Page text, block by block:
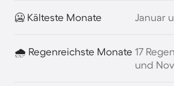
🥶 Kälteste Monate Januar
🌧️ Regenreichste Monate 17
und